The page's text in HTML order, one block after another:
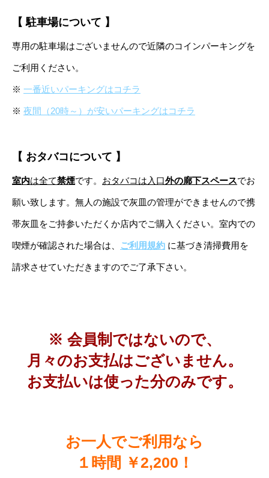
【 駐車場について 】
専用の駐車場はございませんので近隣のコインパーキングを
ご利用ください。
※ 一番近いパーキングはコチラ
※ 夜間（20時～）が安いパーキングはコチラ
【 おタバコについて 】
室内は全て禁煙です。 おタバコは入口外の廊下スペースでお
願い致します。無人の施設で灰皿の管理ができませんので携
帯灰皿をご持参いただくか店内でご購入ください。室内での
喫煙が確認された場合は、 ご利用規約 に基づき清掃費用を
請求させていただきますのでご了承下さい。
※ 会員制ではないので、
月々のお支払はございません。
お支払いは使った分のみです。
お一人でご利用なら
１時間 ￥2,200！